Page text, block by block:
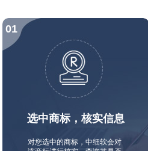
选中商标，核实信息
对您选中的商标，中细软会对